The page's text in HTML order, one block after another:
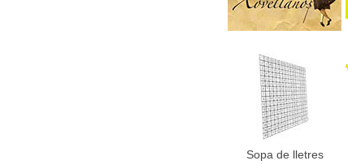
Sopa de lletres